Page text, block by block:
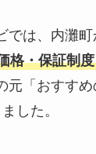
では、内灘町
格・保証制度
元「おすす
した。